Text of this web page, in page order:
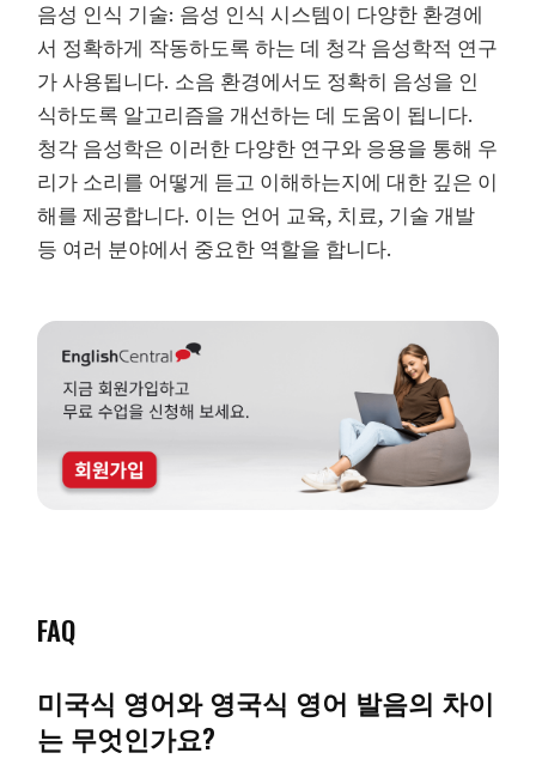
음성 인식 기술: 음성 인식 시스템이 다양한 환경에
서 정확하게 작동하도록 하는 데 청각 음성학적 연구
가 사용됩니다. 소음 환경에서도 정확히 음성을 인
식하도록 알고리즘을 개선하는 데 도움이 됩니다.
청각 음성학은 이러한 다양한 연구와 응용을 통해 우
리가 소리를 어떻게 듣고 이해하는지에 대한 깊은 이
해를 제공합니다. 이는 언어 교육, 치료, 기술 개발
등 여러 분야에서 중요한 역할을 합니다.
FAQ
미국식 영어와 영국식 영어 발음의 차이
는 무엇인가요?